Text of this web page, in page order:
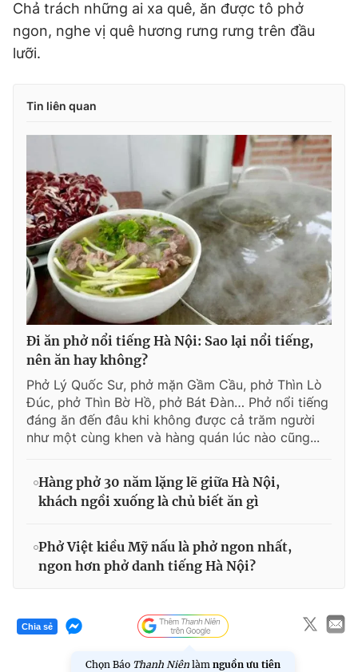
Chả trách những ai xa quê, ăn được tô phở
ngon, nghe vị quê hương rưng rưng trên đầu
lưỡi.
Tin liên quan
Đi ăn phở nổi tiếng Hà Nội: Sao lại nổi tiếng,
nên ăn hay không?
Phở Lý Quốc Sư, phở mặn Gầm Cầu, phở Thìn Lò
Đúc, phở Thìn Bờ Hồ, phở Bát Đàn… Phở nổi tiếng
đáng ăn đến đâu khi không được cả trăm người
như một cùng khen và hàng quán lúc nào cũng...
Hàng phở 30 năm lặng lẽ giữa Hà Nội,
khách ngồi xuống là chủ biết ăn gì
Phở Việt kiều Mỹ nấu là phở ngon nhất,
ngon hơn phở danh tiếng Hà Nội?
Chia sẻ
Chọn Báo Thanh Niên làm nguồn ưu tiên